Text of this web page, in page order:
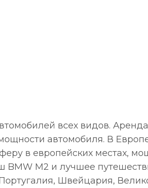
всех видов.
автомобиля. В
в европейских местах,
M2 и лучшее
Швейцария,